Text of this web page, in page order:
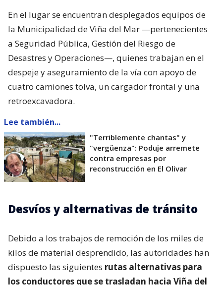
En el lugar se encuentran desplegados equipos de
la Municipalidad de Viña del Mar —pertenecientes
a Seguridad Pública, Gestión del Riesgo de
Desastres y Operaciones—, quienes trabajan en el
despeje y aseguramiento de la vía con apoyo de
cuatro camiones tolva, un cargador frontal y una
retroexcavadora.
Lee también...
"Terriblemente chantas" y
"vergüenza": Poduje arremete
contra empresas por
reconstrucción en El Olivar
Desvíos y alternativas de tránsito
Debido a los trabajos de remoción de los miles de
kilos de material desprendido, las autoridades han
dispuesto las siguientes rutas alternativas para
los conductores que se trasladan hacia Viña del